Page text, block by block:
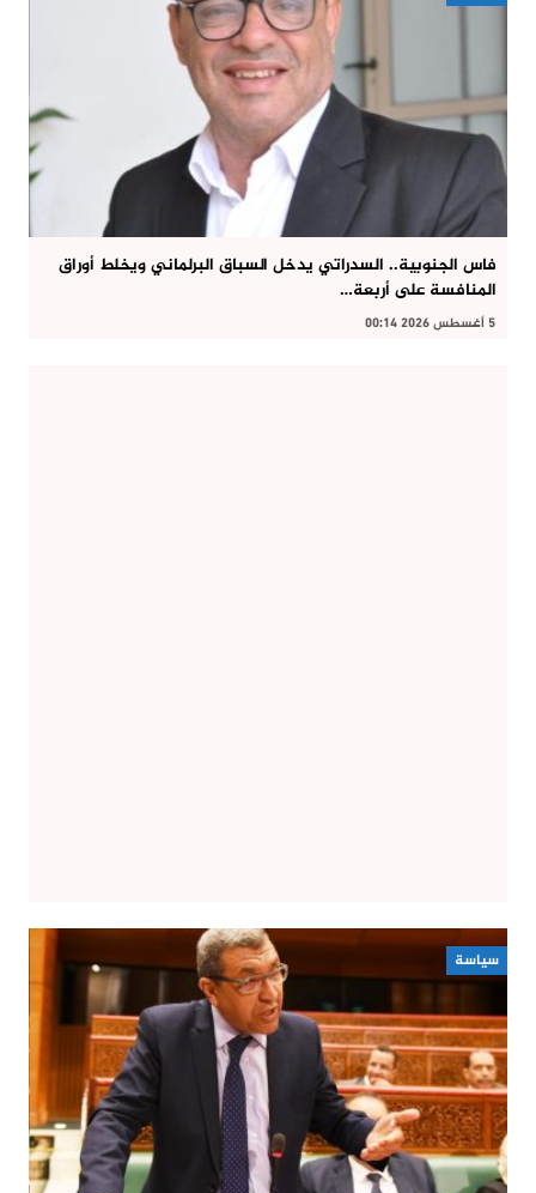
فاس الجنوبية.. السدراتي يدخل السباق البرلماني ويخلط أوراق
المنافسة على أربعة…
5 أغسطس 2026 00:14
سياسة